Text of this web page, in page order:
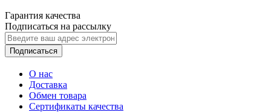
Гарантия качества
Подписаться на рассылку
Подписаться
О нас
Доставка
Обмен товара
Сертификаты качества